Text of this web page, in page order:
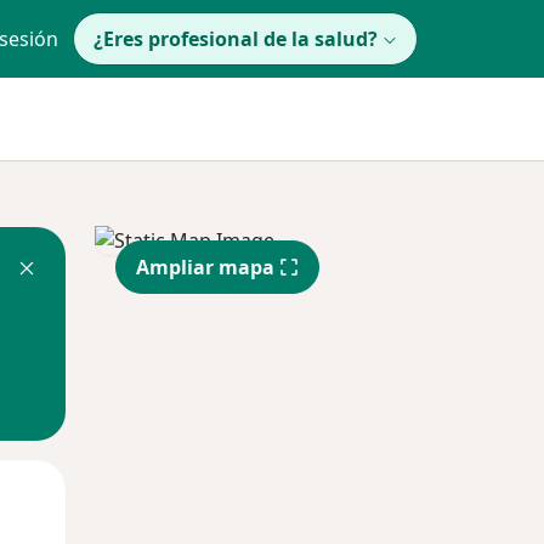
¿Eres profesional de la salud?
Ampliar mapa